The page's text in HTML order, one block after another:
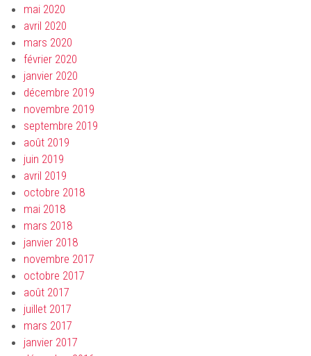
mai 2020
avril 2020
mars 2020
février 2020
janvier 2020
décembre 2019
novembre 2019
septembre 2019
août 2019
juin 2019
avril 2019
octobre 2018
mai 2018
mars 2018
janvier 2018
novembre 2017
octobre 2017
août 2017
juillet 2017
mars 2017
janvier 2017